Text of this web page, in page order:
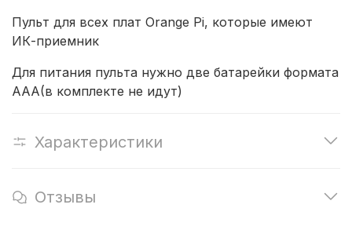
Пульт для всех плат Orange Pi, которые имеют
ИК-приемник
Для питания пульта нужно две батарейки формата
AAA(в комплекте не идут)
Характеристики
Отзывы